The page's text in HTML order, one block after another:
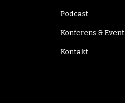
Podcast
Konferens & Event
Kontakt